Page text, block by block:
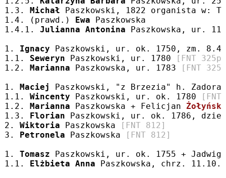
1.3. Michał Paszkowski, 1822 organista w:
1.4. (prawd.) Ewa Paszkowska
1.4.1. Julianna Antonina Paszkowska, ur.
1. Ignacy Paszkowski, ur. ok. 1750, zm.
1.1. Seweryn Paszkowski, ur. 1780
[FNT
1.2. Marianna Paszkowska, ur. 1783
[FNT
1. Maciej
Paszkowski, "z Brzezia" h.
1.1. Wincenty Paszkowski, ur. ok. 1780
1.2. Marianna Paszkowska + Felicjan Żołyński
1.3. Florian Paszkowski, ur. ok. 1786,
2. Wiktoria Paszkowska
[FNT 812]
3. Petronela Paszkowska
[FNT 812]
1. Tomasz Paszkowski, ur. ok. 1755 +
1.1. Elżbieta Anna Paszkowska, chrz.